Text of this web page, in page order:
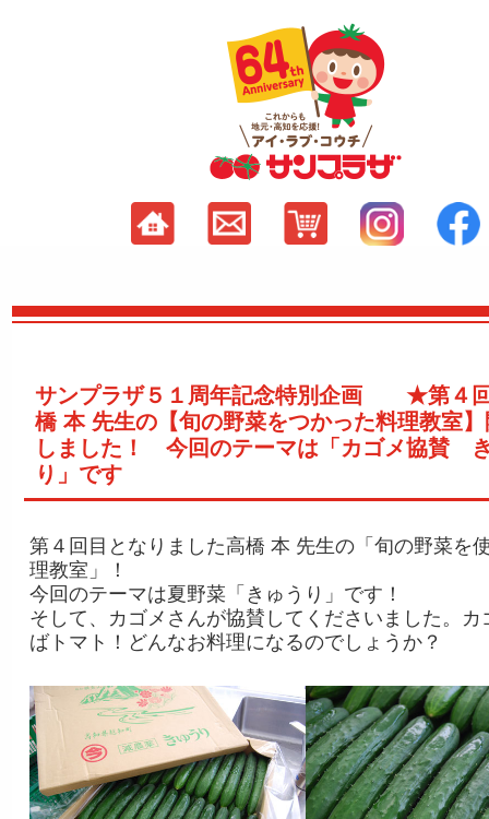
サンプラザ５１周年記念特別企画 ★第
橋 本 先生の【旬の野菜をつかった料理教室
しました！ 今回のテーマは「カゴメ協賛
り」です
第４回目となりました高橋 本 先生の「旬の野菜を
理教室」！
今回のテーマは夏野菜「きゅうり」です！
そして、カゴメさんが協賛してくださいました。カ
ばトマト！どんなお料理になるのでしょうか？